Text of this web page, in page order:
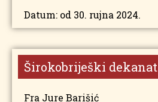
Datum: od 30. rujna 2024.
Širokobriješki dekanat
Fra Jure Barišić